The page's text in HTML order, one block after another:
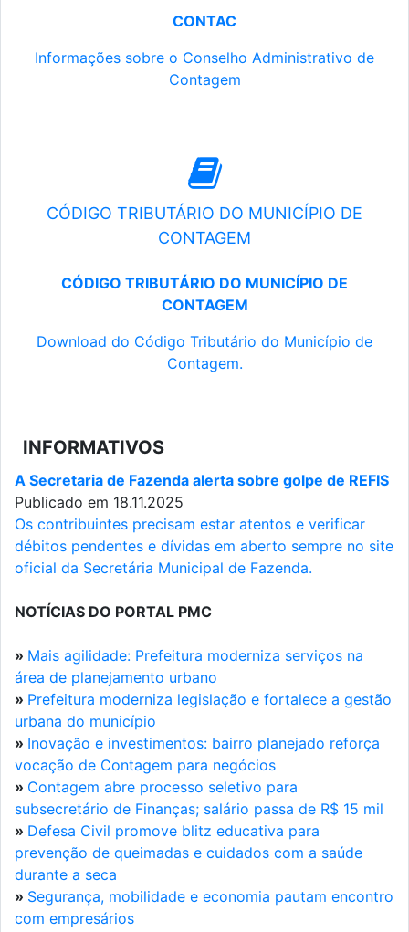
CONTAC
Informações sobre o Conselho Administrativo de
Contagem
CÓDIGO TRIBUTÁRIO DO MUNICÍPIO DE
CONTAGEM
CÓDIGO TRIBUTÁRIO DO MUNICÍPIO DE
CONTAGEM
Download do Código Tributário do Município de
Contagem.
INFORMATIVOS
A Secretaria de Fazenda alerta sobre golpe de REFIS
Publicado em 18.11.2025
Os contribuintes precisam estar atentos e verificar
débitos pendentes e dívidas em aberto sempre no site
oficial da Secretária Municipal de Fazenda.
NOTÍCIAS DO PORTAL PMC
» Mais agilidade: Prefeitura moderniza serviços na
área de planejamento urbano
» Prefeitura moderniza legislação e fortalece a gestão
urbana do município
» Inovação e investimentos: bairro planejado reforça
vocação de Contagem para negócios
» Contagem abre processo seletivo para
subsecretário de Finanças; salário passa de R$ 15 mil
» Defesa Civil promove blitz educativa para
prevenção de queimadas e cuidados com a saúde
durante a seca
» Segurança, mobilidade e economia pautam encontro
com empresários